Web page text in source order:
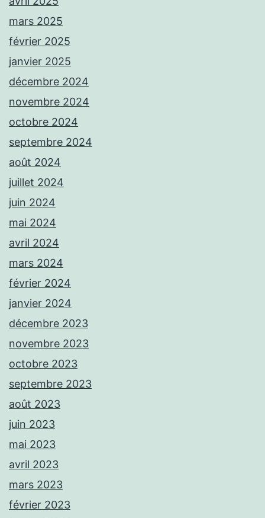
mars 2025
février 2025
janvier 2025
décembre 2024
novembre 2024
octobre 2024
septembre 2024
août 2024
juillet 2024
juin 2024
mai 2024
avril 2024
mars 2024
février 2024
janvier 2024
décembre 2023
novembre 2023
octobre 2023
septembre 2023
août 2023
juin 2023
mai 2023
avril 2023
mars 2023
février 2023